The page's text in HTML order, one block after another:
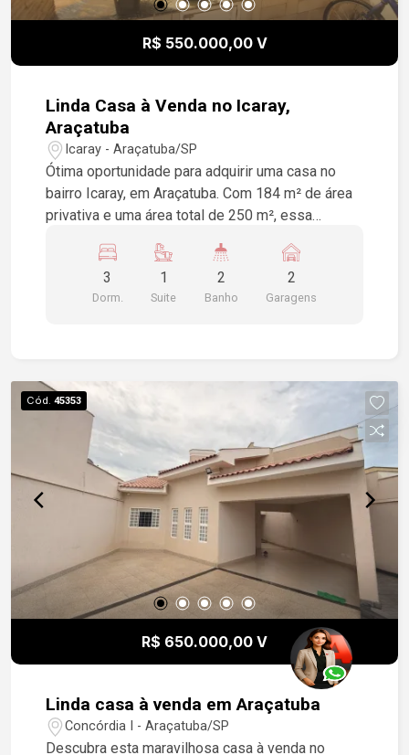
R$ 550.000,00 V
Linda Casa à Venda no Icaray,
Araçatuba
Icaray - Araçatuba/SP
Ótima oportunidade para adquirir uma casa no
bairro Icaray, em Araçatuba. Com 184 m² de área
privativa e uma área total de 250 m², essa
suíte, além de 2 vagas de garagem. Conheça os
encantos deste imóvel que possui churrasqueira,
piscina, sala de jantar e sala de TV. Um lar
3
Dorm.
1
Suite
2
Banho
2
Garagens
Cód. 45353
R$ 650.000,00 V
Linda casa à venda em Araçatuba
Concórdia I - Araçatuba/SP
Descubra esta maravilhosa casa à venda no